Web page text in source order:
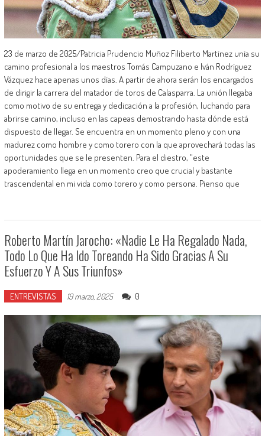
23 de marzo de 2025/Patricia Prudencio Muñoz Filiberto Martínez unía su
camino profesional a los maestros Tomás Campuzano e Iván Rodríguez
Vázquez hace apenas unos días. A partir de ahora serán los encargados
de dirigir la carrera del matador de toros de Calasparra. La unión llegaba
como motivo de su entrega y dedicación a la profesión, luchando para
abrirse camino, incluso en las capeas demostrando hasta dónde está
dispuesto de llegar. Se encuentra en un momento pleno y con una
madurez como hombre y como torero con la que aprovechará todas las
oportunidades que se le presenten. Para el diestro, "este
apoderamiento llega en un momento creo que crucial y bastante
trascendental en mi vida como torero y como persona. Pienso que
Roberto Martín Jarocho: «Nadie Le Ha Regalado Nada,
Todo Lo Que Ha Ido Toreando Ha Sido Gracias A Su
Esfuerzo Y A Sus Triunfos»
ENTREVISTAS 19 marzo, 2025 0